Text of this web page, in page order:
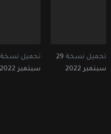
تحميل نسخة 29
سبتمبر 2022
تحميل نسخة
سبتمبر 2022